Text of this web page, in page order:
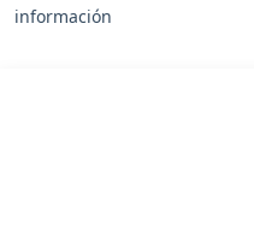
información